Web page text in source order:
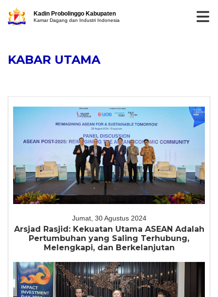
Kadin Probolinggo Kabupaten
Kamar Dagang dan Industri Indonesia
KABAR UTAMA
Jumat, 30 Agustus 2024
Arsjad Rasjid: Kekuatan Utama ASEAN Adalah
Pertumbuhan yang Saling Terhubung,
Melengkapi, dan Berkelanjutan